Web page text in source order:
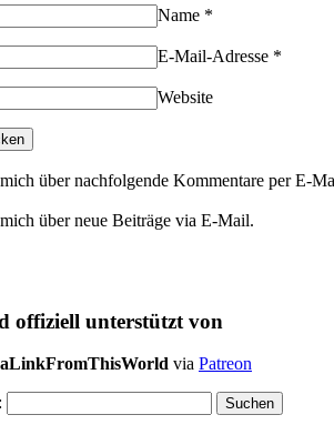
Name *
E-Mail-Adresse *
Website
über nachfolgende Kommentare per E-
über neue Beiträge via E-Mail.
offiziell unterstützt von
aLinkFromThisWorld via Patreon